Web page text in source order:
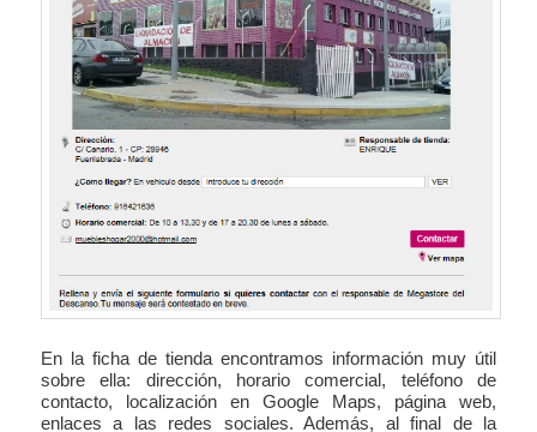
En la ficha de tienda encontramos información muy útil
sobre ella: dirección, horario comercial, teléfono de
contacto, localización en Google Maps, página web,
enlaces a las redes sociales. Además, al final de la